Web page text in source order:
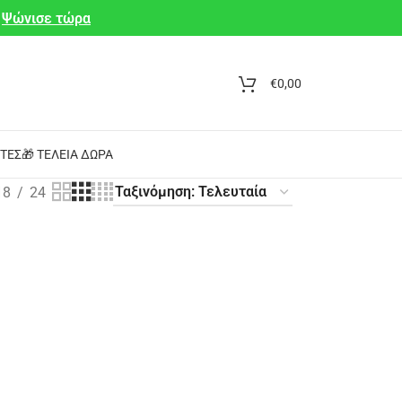
Ψώνισε τώρα
€0,00
🎁 ΤΈΛΕΙΑ ΔΏΡΑ
24